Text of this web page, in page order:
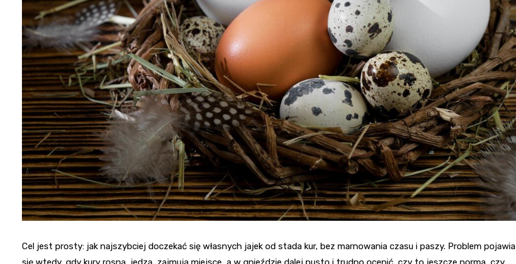
Cel jest prosty: jak najszybciej doczekać się własnych jajek od stada kur, bez marnowania czasu i paszy. Problem pojawia